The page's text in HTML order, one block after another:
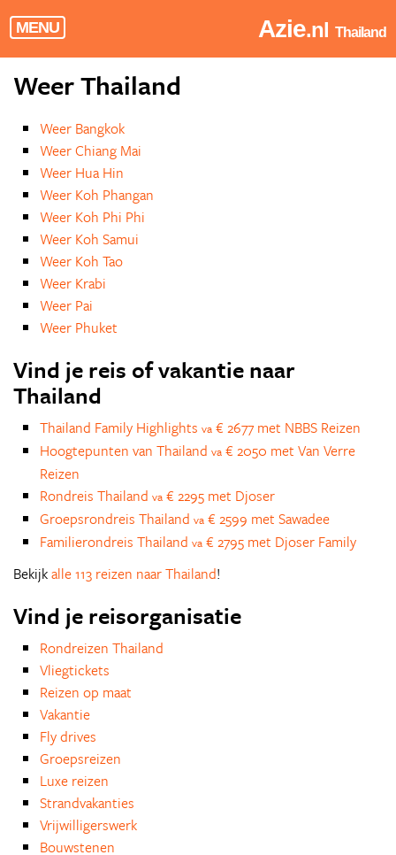
MENU Azie.nl Thailand
Weer Thailand
Weer Bangkok
Weer Chiang Mai
Weer Hua Hin
Weer Koh Phangan
Weer Koh Phi Phi
Weer Koh Samui
Weer Koh Tao
Weer Krabi
Weer Pai
Weer Phuket
Vind je reis of vakantie naar
Thailand
Thailand Family Highlights va € 2677 met NBBS Reizen
Hoogtepunten van Thailand va € 2050 met Van Verre
Reizen
Rondreis Thailand va € 2295 met Djoser
Groepsrondreis Thailand va € 2599 met Sawadee
Familierondreis Thailand va € 2795 met Djoser Family
Bekijkalle 113 reizen naar Thailand!
Vind je reisorganisatie
Rondreizen Thailand
Vliegtickets
Reizen op maat
Vakantie
Fly drives
Groepsreizen
Luxe reizen
Strandvakanties
Vrijwilligerswerk
Bouwstenen